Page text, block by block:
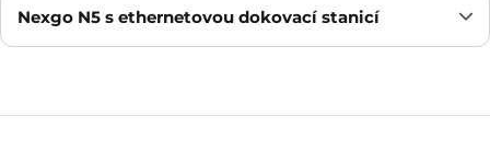
Nexgo N5 s ethernetovou dokovací stanicí